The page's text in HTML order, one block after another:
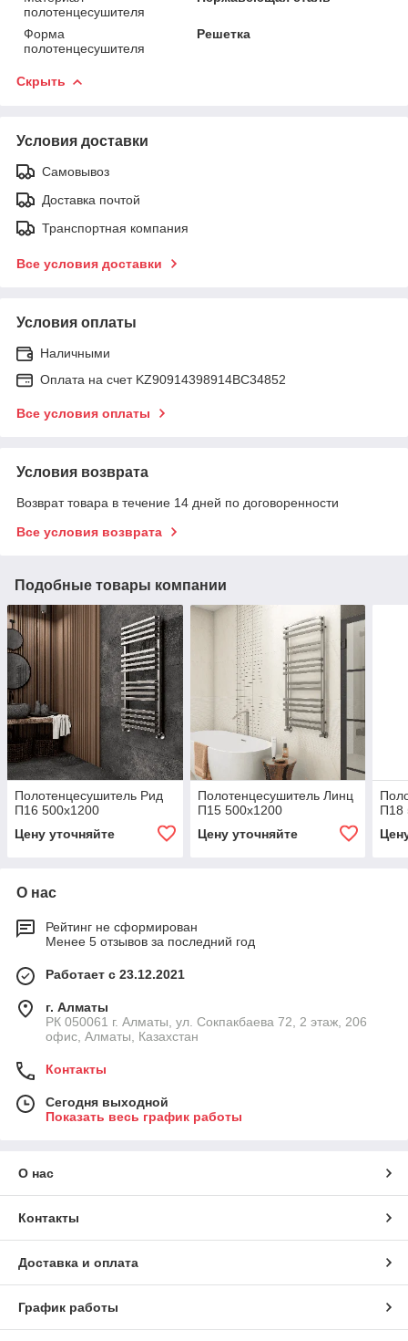
полотенцесушителя
Форма
полотенцесушителя
Решетка
Скрыть
Условия доставки
Самовывоз
Доставка почтой
Транспортная компания
Все условия доставки
Условия оплаты
Наличными
Оплата на счет KZ90914398914ВС34852
Все условия оплаты
Условия возврата
Возврат товара в течение 14 дней по договоренности
Все условия возврата
Подобные товары компании
Полотенцесушитель Рид
П16 500х1200
Цену уточняйте
Полотенцесушитель Линц
П15 500х1200
Цену уточняйте
П18
О нас
Рейтинг не сформирован
Менее 5 отзывов за последний год
Работает с 23.12.2021
г. Алматы
РК 050061 г. Алматы, ул. Сокпакбаева 72, 2 этаж, 206
офис, Алматы, Казахстан
Контакты
Сегодня выходной
Показать весь график работы
О нас
Контакты
Доставка и оплата
График работы